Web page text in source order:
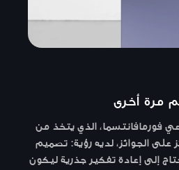
مرة أخرى
فورمافانتسما، الذي يتخذ من
على الجوائز، لديه رؤية: تصميم
إلى إعادة تفكير جذرية ليكون